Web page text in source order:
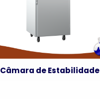
Câmara de Estabilidade